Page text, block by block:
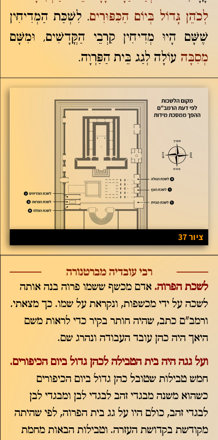
לְכֹהֵן גָּדוֹל בְּיוֹם הַכִּפּוּרִים. לִשְׁכַּת הַמְדִיחִין
שֶׁשָּׁם הָיוּ מְדִיחִין קִרְבֵי הַקֳּדָשִׁים, וּמִשָּׁם
מְסִבָּה עוֹלָה לְגַג בֵּית הַפַּרְוָה.
ציור 37
רבי עובדיה מברטנורה
לשכת הפרוה. אדם מכשף ששמו פרוה בנה אותה
לשכה על ידי מכשפות, ונקראת על שמו. כך מצאתי.
ורמב"ם כתב, שהיה חותר בקיר כדי לראות משם
היאך היה כהן עובד העבודה ונהרג שם.
ועל גגה היה בית הטבילה לכהן גדול ביום הכיפורים.
חמש טבילות שטובל כהן גדול ביום הכיפורים
כשהוא משנה מבגדי זהב לבגדי לבן ומבגדי לבן
לבגדי זהב, כולם היו על גג בית הפרוה, לפי שהיתה
מקודשת בקדושת העזרה. וטבילות הבאות מחמת